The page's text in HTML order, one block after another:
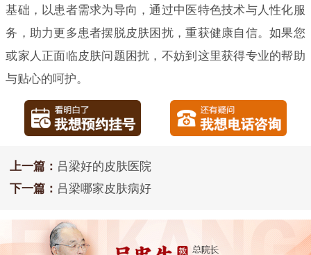
基础，以患者需求为导向，通过中医特色技术与人性化服
务，助力更多患者摆脱皮肤困扰，重获健康自信。如果您
或家人正面临皮肤问题困扰，不妨到这里获得专业的帮助
与贴心的呵护。
上一篇： 吕梁好的皮肤医院
下一篇： 吕梁哪家皮肤病好